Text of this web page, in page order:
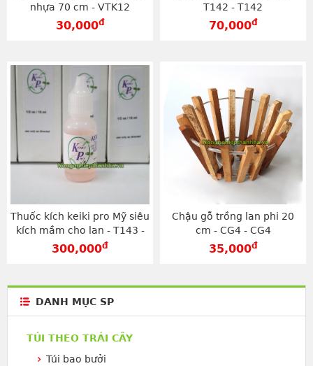
nhựa 70 cm - VTK12
30,000đ
T142 - T142
70,000đ
Thuốc kích keiki pro Mỹ siêu
kích mầm cho lan - T143 -
T143
300,000đ
Chậu gỗ trồng lan phi 20
cm - CG4 - CG4
35,000đ
DANH MỤC SP
TÚI THEO TRÁI CÂY
Túi bao bưởi